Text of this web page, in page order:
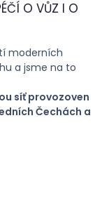
O VŮZ I O
moderních
a jsme na to
síť provozoven
Čechách a